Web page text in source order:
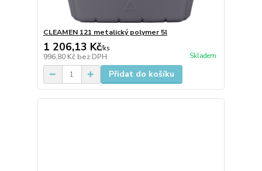
CLEAMEN 121 metalický polymer 5l
1 206,13 Kč/ks
996,80 Kč bez DPH Skladem
Přidat do košíku